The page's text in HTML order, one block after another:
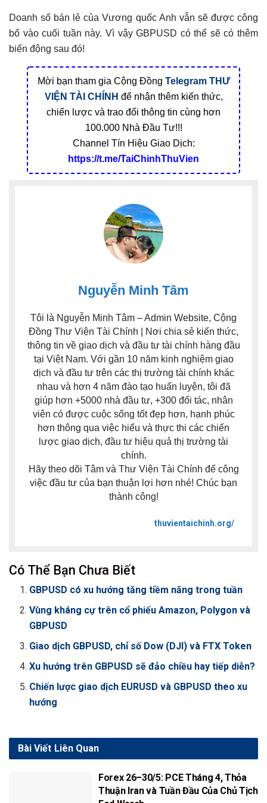
Doanh số bán lẻ của Vương quốc Anh vẫn sẽ được công
bố vào cuối tuần này. Vì vậy GBPUSD có thể sẽ có thêm
biến động sau đó!
Mời bạn tham gia Cộng Đồng Telegram THƯ
VIỆN TÀI CHÍNH để nhận thêm kiến thức,
chiến lược và trao đổi thông tin cùng hơn
100.000 Nhà Đầu Tư!!!
Channel Tín Hiệu Giao Dịch:
https://t.me/TaiChinhThuVien
Nguyễn Minh Tâm
Tôi là Nguyễn Minh Tâm – Admin Website, Cộng
Đồng Thư Viện Tài Chính | Nơi chia sẻ kiến thức,
thông tin về giao dịch và đầu tư tài chính hàng đầu
tại Việt Nam. Với gần 10 năm kinh nghiệm giao
dịch và đầu tư trên các thị trường tài chính khác
nhau và hơn 4 năm đào tạo huấn luyện, tôi đã
giúp hơn +5000 nhà đầu tư, +300 đối tác, nhân
viên có được cuộc sống tốt đẹp hơn, hạnh phúc
hơn thông qua việc hiểu và thực thi các chiến
lược giao dịch, đầu tư hiệu quả thị trường tài
chính.
Hãy theo dõi Tâm và Thư Viện Tài Chính để công
việc đầu tư của bạn thuận lợi hơn nhé! Chúc bạn
thành công!
thuvientaichinh.org/
Có Thể Bạn Chưa Biết
GBPUSD có xu hướng tăng tiềm năng trong tuần
Vùng kháng cự trên cổ phiếu Amazon, Polygon và
GBPUSD
Giao dịch GBPUSD, chỉ số Dow (DJI) và FTX Token
Xu hướng trên GBPUSD sẽ đảo chiều hay tiếp diễn?
Chiến lược giao dịch EURUSD và GBPUSD theo xu
hướng
Liên Quan
Bài Viết
Forex 26–30/5: PCE Tháng 4, Thỏa
Thuận Iran và Tuần Đầu Của Chủ Tịch